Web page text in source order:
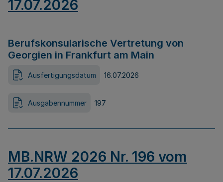
17.07.2026
Berufskonsularische Vertretung von
Georgien in Frankfurt am Main
Ausfertigungsdatum 16.07.2026
Ausgabennummer 197
MB.NRW 2026 Nr. 196 vom
17.07.2026